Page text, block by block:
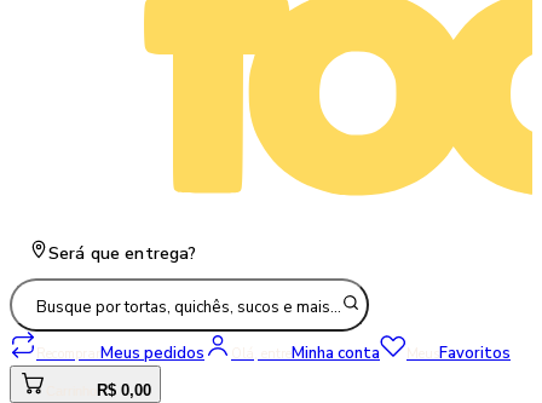
Será que entrega?
Busque por tortas, quichês, sucos e mais…
Recomprar Meus pedidos Olá, entre Minha conta Meus Favoritos
R$ 0,00